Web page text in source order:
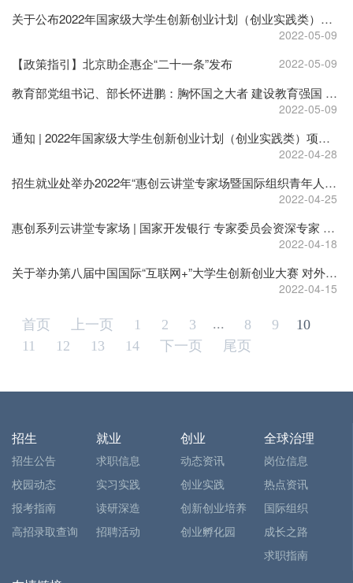
关于公布2022年国家级大学生创新创业计划（创业实践类）评审结果的通知
2022-05-09
【政策指引】北京助企惠企“二十一条”发布 2022-05-09
教育部党组书记、部长怀进鹏：胸怀国之大者 建设教育强国 推动教育事业发生格局性变化
2022-05-09
通知 | 2022年国家级大学生创新创业计划（创业实践类）项目初审结果公示暨复审通知
2022-04-28
招生就业处举办2022年“惠创云讲堂专家场暨国际组织青年人才项目全球治理春季讲座”第一期
2022-04-25
惠创系列云讲堂专家场 | 国家开发银行 专家委员会资深专家 石纪杨
2022-04-18
关于举办第八届中国国际“互联网+”大学生创新创业大赛 对外经济贸易大学校内选拔赛的通知
2022-04-15
首页 上一页 1 2 3 ... 8 9
10
11
12 13 14 下一页 尾页
招生
招生公告
校园动态
报考指南
高招录取查询
就业
求职信息
实习实践
读研深造
招聘活动
创业
动态资讯
创业实践
创新创业培养
创业孵化园
全球治理
岗位信息
热点资讯
国际组织
成长之路
求职指南